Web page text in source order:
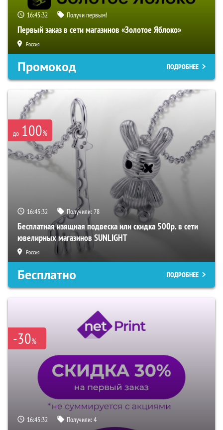
16:45:31 Получи первым!
Первый заказ в сети магазинов «Золотое Яблоко»
Россия
Промокод ПОДРОБНЕЕ
до 100%
16:45:31 Получили:78
Бесплатная изящная подвеска или скидка 500р. в сети
ювелирных магазинов SUNLIGHT
Россия
Бесплатно ПОДРОБНЕЕ
-30%
16:45:31 Получили:4